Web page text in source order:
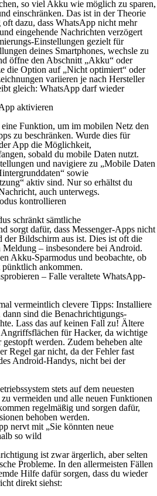
so viel Akku wie möglich zu sparen,
einschränken. Das ist in der Theorie
dazu, dass WhatsApp nicht mehr
eingehende Nachrichten verzögert
Einstellungen gezielt für
deines Smartphones, wechsle zu
öffne den Abschnitt „Akku“ oder
die Option auf „Nicht optimiert“ oder
variieren je nach Hersteller
gleich: WhatsApp darf wieder
aktivieren
Funktion, um im mobilen Netz den
zu beschränken. Wurde dies für
App die Möglichkeit,
sobald du mobile Daten nutzt.
und navigiere zu „Mobile Daten
sowie
aktiv sind. Nur so erhältst du
auch unterwegs.
kontrollieren
schränkt sämtliche
sorgt dafür, dass Messenger-Apps nicht
der Bildschirm aus ist. Dies ist oft die
– insbesondere bei Android.
Akku-Sparmodus und beobachte, ob
ankommen.
– Falle veraltete WhatsApp-
vermeintlich clevere Tipps: Installiere
sind die Benachrichtigungs-
Lass das auf keinen Fall zu! Ältere
für Hacker, da wichtige
werden. Zudem beheben alte
Regel gar nicht, da der Fehler fast
Android-Handys, nicht bei der
stets auf dem neuesten
vermeiden und alle neuen Funktionen
regelmäßig und sorgen dafür,
behoben werden.
nervt mit „Sie könnten neue
so wild
ist zwar ärgerlich, aber selten
Probleme. In den allermeisten Fällen
Hilfe dafür sorgen, dass du wieder
direkt siehst: